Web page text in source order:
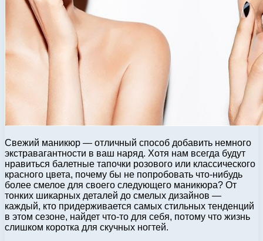
Свежий маникюр — отличный способ добавить немного
экстравагантности в ваш наряд. Хотя нам всегда будут
нравиться балетные тапочки розового или классического
красного цвета, почему бы не попробовать что-нибудь
более смелое для своего следующего маникюра? От
тонких шикарных деталей до смелых дизайнов —
каждый, кто придерживается самых стильных тенденций
в этом сезоне, найдет что-то для себя, потому что жизнь
слишком коротка для скучных ногтей.